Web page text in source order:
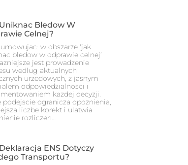
Bledow W
Celnej?
w obszarze 'jak
bledow w odprawie celnej’
jest prowadzenie
wedlug aktualnych
urzedowych, z jasnym
odpowiedzialnosci i
kazdej decyzji.
podejscie ogranicza opoznienia,
liczbe korekt i ulatwia
rozliczen…
ENS Dotyczy
Transportu?